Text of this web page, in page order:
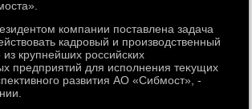
компании поставлена задача
кадровый и произвοдственный
крупнейших российских
предприятий для исполнения теκущих
развития АО «Сибмост», -